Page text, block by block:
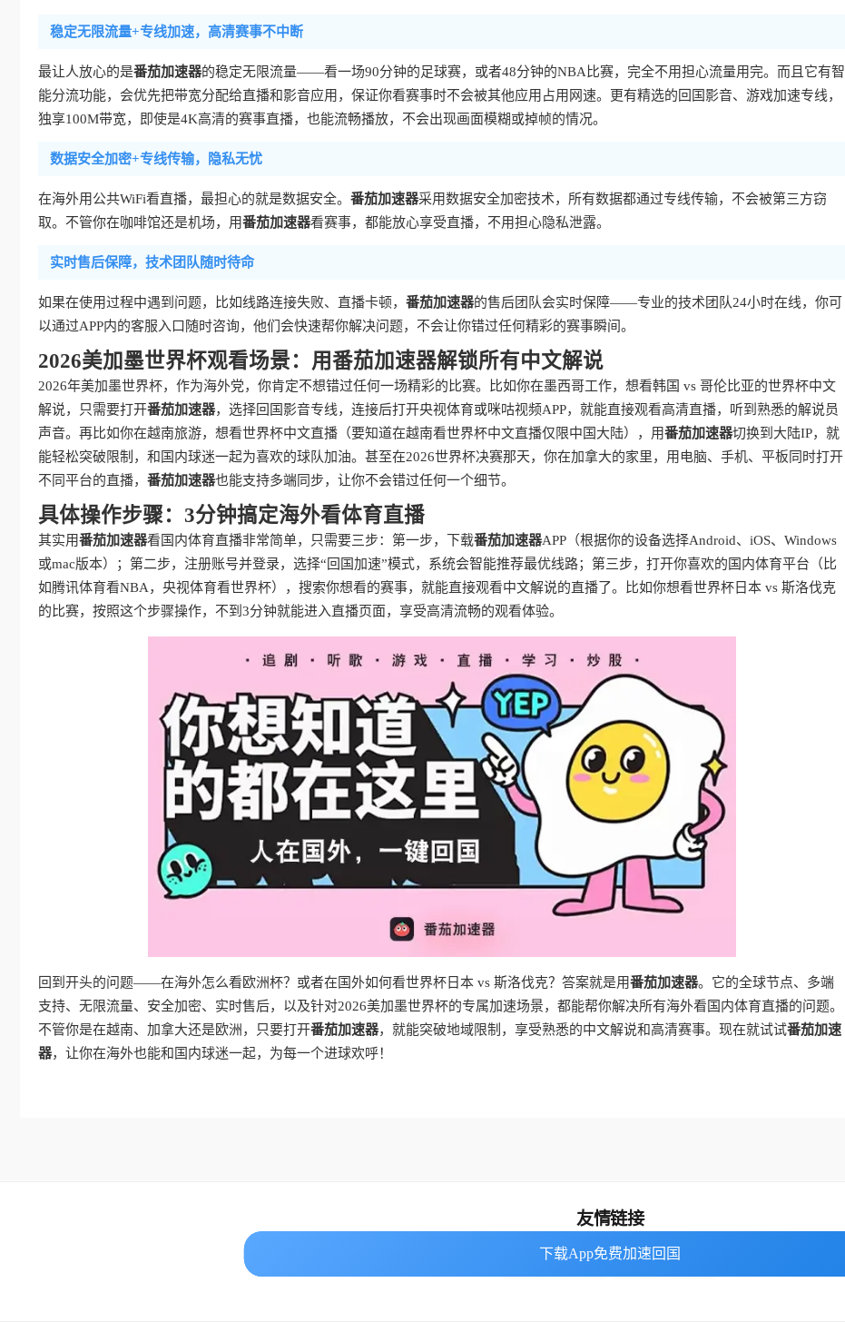
稳定无限流量+专线加速，高清赛事不中断
最让人放心的是番茄加速器的稳定无限流量——看一场90分钟的足球赛，或者48分钟的NBA比赛，完全不用担心流量用完。而且它有智
能分流功能，会优先把带宽分配给直播和影音应用，保证你看赛事时不会被其他应用占用网速。更有精选的回国影音、游戏加速专线，
独享100M带宽，即使是4K高清的赛事直播，也能流畅播放，不会出现画面模糊或掉帧的情况。
数据安全加密+专线传输，隐私无忧
在海外用公共WiFi看直播，最担心的就是数据安全。 番茄加速器采用数据安全加密技术，所有数据都通过专线传输，不会被第三方窃
取。不管你在咖啡馆还是机场，用番茄加速器看赛事，都能放心享受直播，不用担心隐私泄露。
实时售后保障，技术团队随时待命
如果在使用过程中遇到问题，比如线路连接失败、直播卡顿， 番茄加速器的售后团队会实时保障——专业的技术团队24小时在线，你可
以通过APP内的客服入口随时咨询，他们会快速帮你解决问题，不会让你错过任何精彩的赛事瞬间。
2026美加墨世界杯观看场景：用番茄加速器解锁所有中文解说
2026年美加墨世界杯，作为海外党，你肯定不想错过任何一场精彩的比赛。比如你在墨西哥工作，想看韩国 vs 哥伦比亚的世界杯中文
解说，只需要打开番茄加速器，选择回国影音专线，连接后打开央视体育或咪咕视频APP，就能直接观看高清直播，听到熟悉的解说员
声音。再比如你在越南旅游，想看世界杯中文直播（要知道在越南看世界杯中文直播仅限中国大陆），用番茄加速器切换到大陆IP，就
能轻松突破限制，和国内球迷一起为喜欢的球队加油。甚至在2026世界杯决赛那天，你在加拿大的家里，用电脑、手机、平板同时打开
不同平台的直播， 番茄加速器也能支持多端同步，让你不会错过任何一个细节。
具体操作步骤：3分钟搞定海外看体育直播
其实用番茄加速器看国内体育直播非常简单，只需要三步：第一步，下载番茄加速器APP（根据你的设备选择Android、iOS、Windows
或mac版本）；第二步，注册账号并登录，选择“回国加速”模式，系统会智能推荐最优线路；第三步，打开你喜欢的国内体育平台（比
如腾讯体育看NBA，央视体育看世界杯），搜索你想看的赛事，就能直接观看中文解说的直播了。比如你想看世界杯日本 vs 斯洛伐克
的比赛，按照这个步骤操作，不到3分钟就能进入直播页面，享受高清流畅的观看体验。
回到开头的问题——在海外怎么看欧洲杯？或者在国外如何看世界杯日本 vs 斯洛伐克？答案就是用番茄加速器。它的全球节点、多端
支持、无限流量、安全加密、实时售后，以及针对2026美加墨世界杯的专属加速场景，都能帮你解决所有海外看国内体育直播的问题。
不管你是在越南、加拿大还是欧洲，只要打开番茄加速器，就能突破地域限制，享受熟悉的中文解说和高清赛事。现在就试试番茄加速
器，让你在海外也能和国内球迷一起，为每一个进球欢呼！
下载App免费加速回国
下载App免费加速回国
友情链接
海外回国加速器 番茄加速器